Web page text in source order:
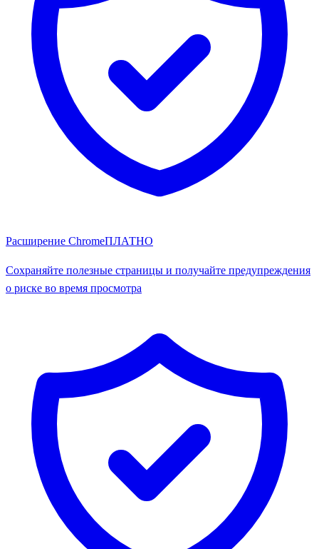
Расширение ChromeПЛАТНО
Сохраняйте полезные страницы и получайте предупреждения
о риске во время просмотра